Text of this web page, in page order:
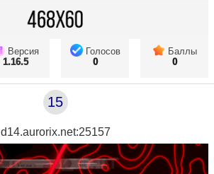
Версия
1.16.5
Голосов
0
Баллы
0
15
d14.aurorix.net:25157